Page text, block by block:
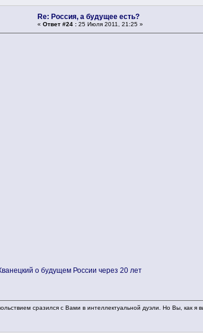
Re: Россия, а будущее есть?
« Ответ #24 : 25 Июля 2011, 21:25 »
о будущем России через 20 лет
сразился с Вами в интеллектуальной дуэли. Но Вы, как я